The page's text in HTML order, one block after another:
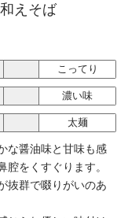
えそば
こってり
濃い味
太麺
な醤油味と甘味も感
腔をくすぐります。
抜群で啜りがいのあ